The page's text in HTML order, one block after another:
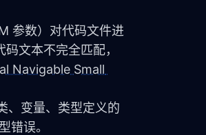
参数）对代码文件进
文本不完全匹配，
Navigable Small
、变量、类型定义的
错误。